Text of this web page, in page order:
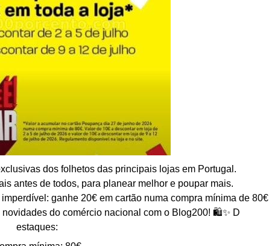
dos folhetos das principais lojas em Portugal.
antes de todos, para planear melhor e poupar mais.
ganhe 20€ em cartão numa compra mínima de 80€.
do comércio nacional com o Blog200! 🛍️✨ D
estaques: